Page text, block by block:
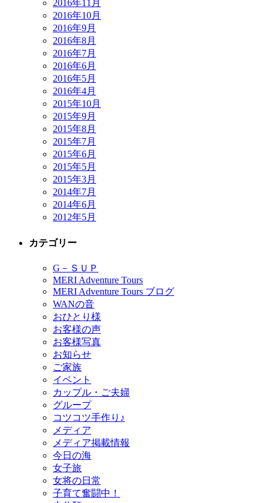
2016年11月
2016年10月
2016年9月
2016年8月
2016年7月
2016年6月
2016年5月
2016年4月
2015年10月
2015年9月
2015年8月
2015年7月
2015年6月
2015年5月
2015年3月
2014年7月
2014年6月
2012年5月
カテゴリー
G－ＳＵＰ
MERI Adventure Tours
MERI Adventure Tours ブログ
WANの音
おひとり様
お客様の声
お客様写真
お知らせ
ご家族
イベント
カップル・ご夫婦
グループ
コツコツ手作り♪
メディア
メディア掲載情報
今日の海
女子旅
女将の日常
子育て奮闘中！